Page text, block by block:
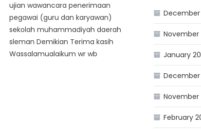
ujian wawancara penerimaan
pegawai (guru dan karyawan)
sekolah muhammadiyah daerah
sleman Demikian Terima kasih
Wassalamualaikum wr wb
November
January
December
November
February